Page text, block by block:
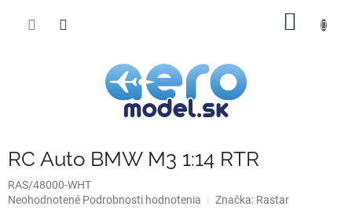
RC Auto BMW M3 1:14 RTR
RAS/48000-WHT
Priemerné
Neohodnotené Podrobnosti hodnotenia Značka: Rastar